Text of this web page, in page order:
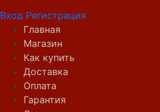
Вход Регистрация
Главная
Магазин
Как купить
Доставка
Оплата
Гарантия